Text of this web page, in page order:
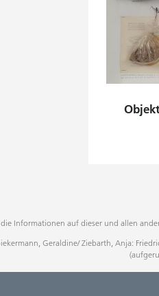
die Informationen auf dieser und allen
Geraldine/ Ziebarth, Anja: